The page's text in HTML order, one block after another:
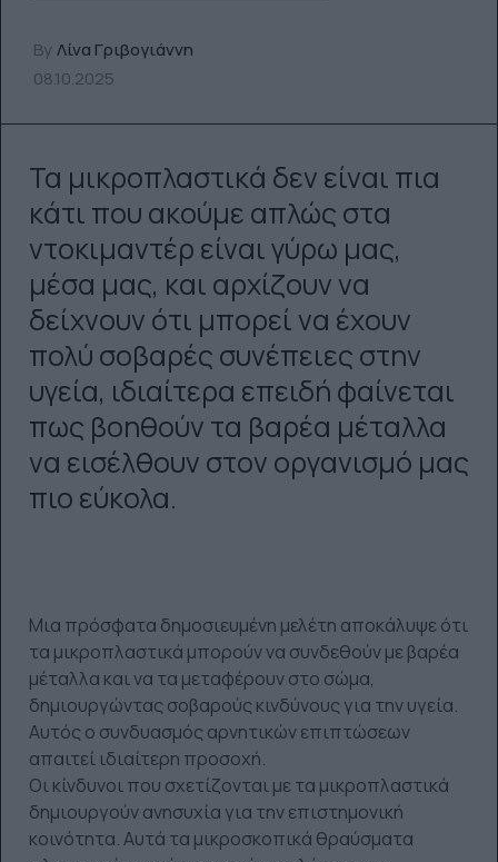
By Λίνα Γριβογιάννη
08.10.2025
Τα μικροπλαστικά δεν είναι πια
κάτι που ακούμε απλώς στα
ντοκιμαντέρ είναι γύρω μας,
μέσα μας, και αρχίζουν να
δείχνουν ότι μπορεί να έχουν
πολύ σοβαρές συνέπειες στην
υγεία, ιδιαίτερα επειδή φαίνεται
πως βοηθούν τα βαρέα μέταλλα
να εισέλθουν στον οργανισμό μας
πιο εύκολα.
Μια πρόσφατα δημοσιευμένη μελέτη αποκάλυψε ότι
τα μικροπλαστικά μπορούν να συνδεθούν με βαρέα
μέταλλα και να τα μεταφέρουν στο σώμα,
δημιουργώντας σοβαρούς κινδύνους για την υγεία.
Αυτός ο συνδυασμός αρνητικών επιπτώσεων
απαιτεί ιδιαίτερη προσοχή.
Οι κίνδυνοι που σχετίζονται με τα μικροπλαστικά
δημιουργούν ανησυχία για την επιστημονική
κοινότητα. Αυτά τα μικροσκοπικά θραύσματα